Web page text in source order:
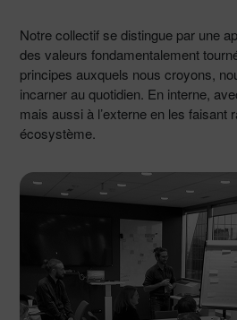
Notre collectif se distingue par une
des valeurs fondamentalement
principes auxquels nous croyons,
incarner au quotidien. En interne,
mais aussi à l’externe en les faisant
écosystème.